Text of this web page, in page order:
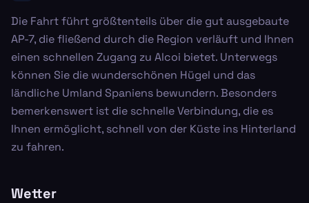
Die Fahrt führt größtenteils über die gut ausgebaute
AP-7, die fließend durch die Region verläuft und Ihnen
einen schnellen Zugang zu Alcoi bietet. Unterwegs
können Sie die wunderschönen Hügel und das
ländliche Umland Spaniens bewundern. Besonders
bemerkenswert ist die schnelle Verbindung, die es
Ihnen ermöglicht, schnell von der Küste ins Hinterland
zu fahren.
Wetter